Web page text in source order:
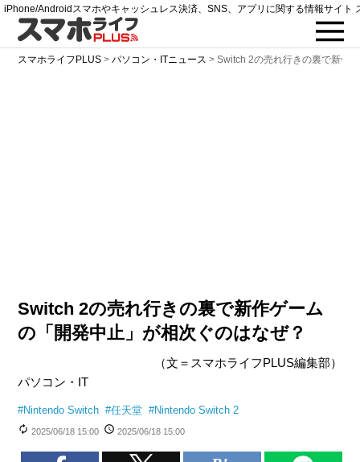
iPhone/Androidスマホやキャッシュレス決済、SNS、アプリに関する情報サイト
スマホライフPLUS >パソコン・ITニュース >Switch 2の売れ行きの裏で新作
Switch 2の売れ行きの裏で新作ゲーム
の「開発中止」が相次ぐのはなぜ？
（文＝スマホライフPLUS編集部）
パソコン・IT
#Nintendo Switch #任天堂 #Nintendo Switch 2
2025/06/18 15:00 2025/06/18 15:00